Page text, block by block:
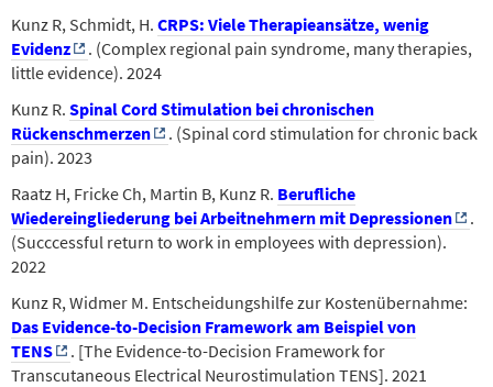
Kunz R, Schmidt, H. CRPS: Viele Therapieansätze, wenig
Evidenz
. (Complex regional pain syndrome, many therapies,
little evidence). 2024
Kunz R. Spinal Cord Stimulation bei chronischen
Rückenschmerzen
. (Spinal cord stimulation for chronic back
pain). 2023
Raatz H, Fricke Ch, Martin B, Kunz R. Berufliche
Wiedereingliederung bei Arbeitnehmern mit Depressionen
.
(Succcessful return to work in employees with depression).
2022
Kunz R, Widmer M. Entscheidungshilfe zur Kostenübernahme:
Das Evidence-to-Decision Framework am Beispiel von
TENS
. [The Evidence-to-Decision Framework for
Transcutaneous Electrical Neurostimulation TENS]. 2021